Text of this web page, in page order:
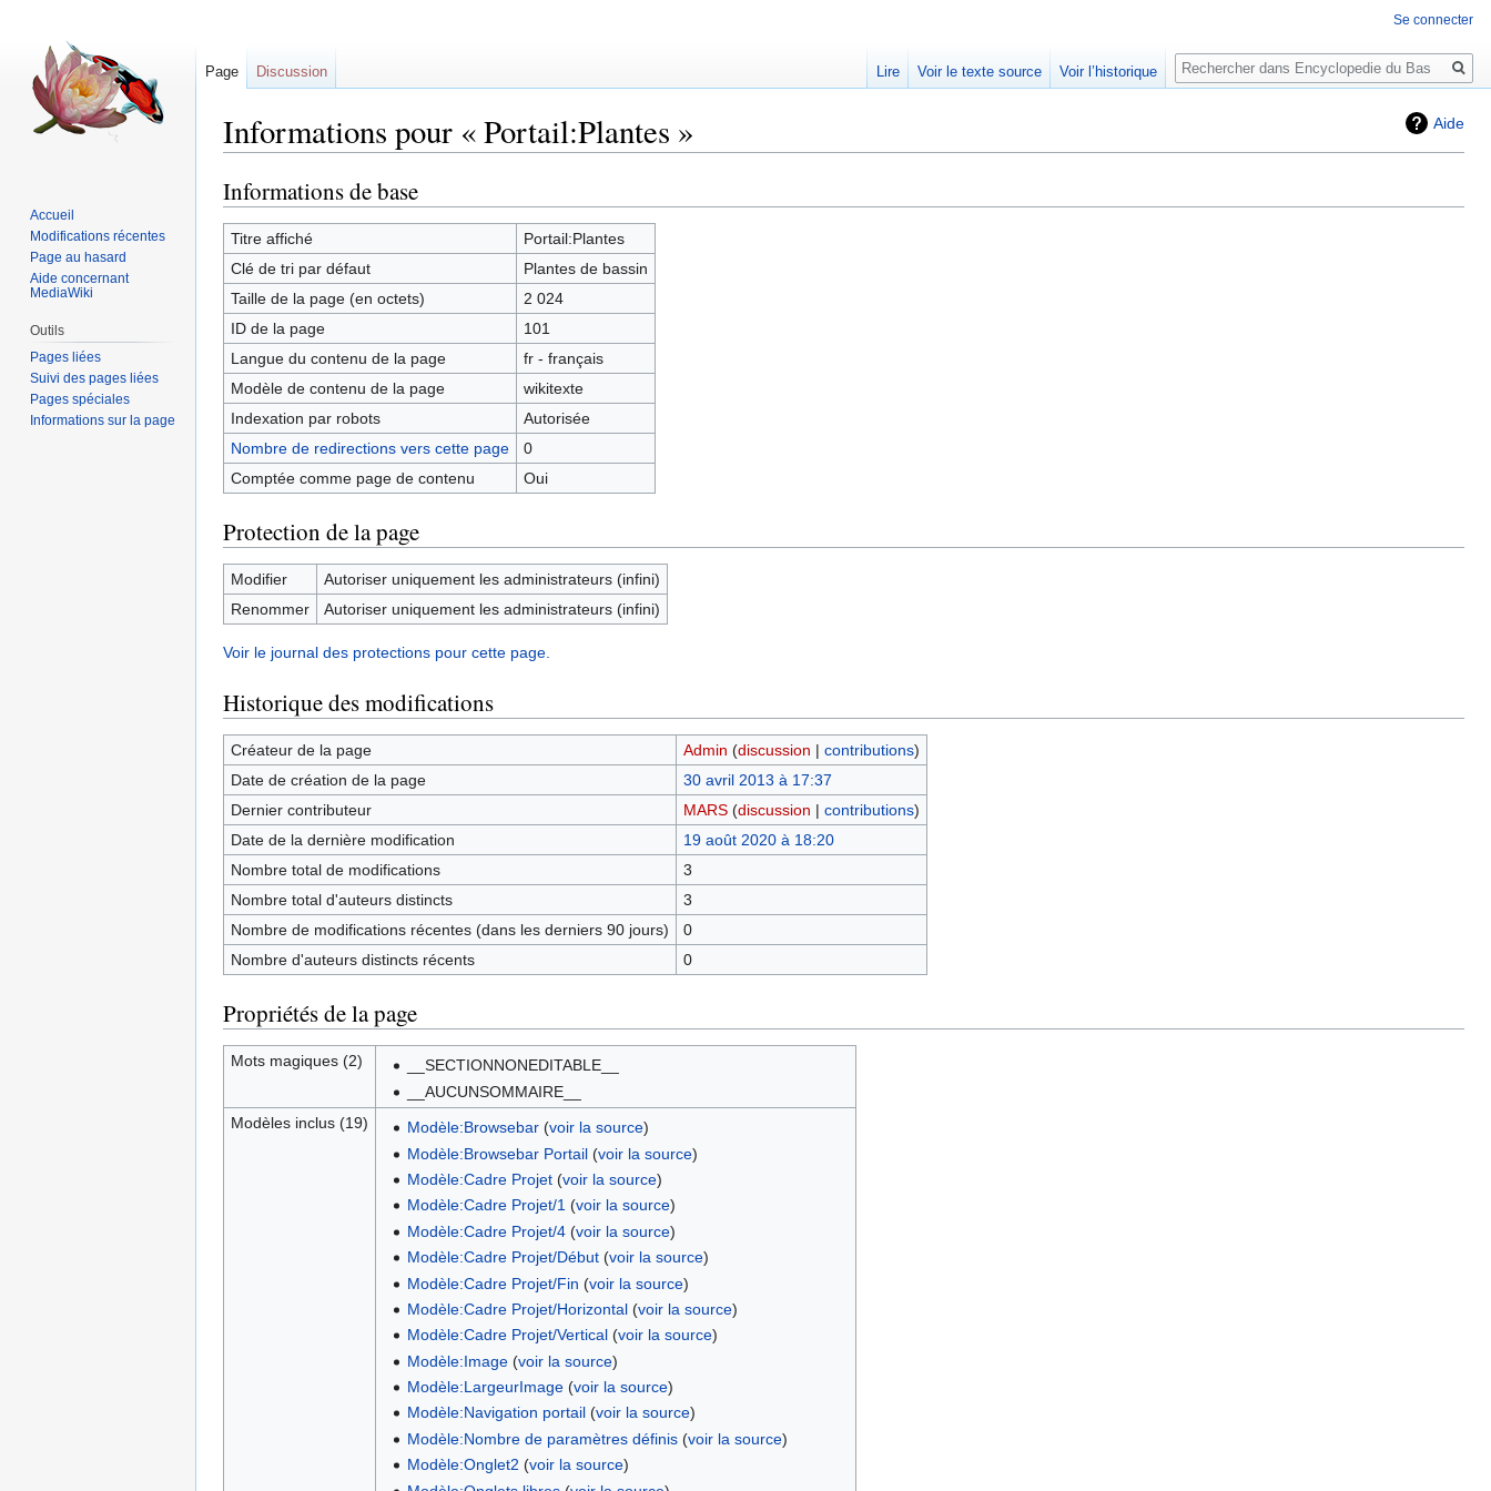
Aide
Informations pour « Portail:Plantes »
Sauter
à
la
navigation
Sauter
à
la
recherche
Informations de base
Titre affiché
Portail:Plantes
Clé de tri par défaut
Plantes de bassin
Taille de la page (en octets)
2 024
ID de la page
101
Langue du contenu de la page
fr - français
Modèle de contenu de la page
wikitexte
Indexation par robots
Autorisée
Nombre de redirections vers cette page
0
Comptée comme page de contenu
Oui
Protection de la page
Modifier
Autoriser uniquement les administrateurs (infini)
Renommer
Autoriser uniquement les administrateurs (infini)
Voir le journal des protections pour cette page.
Historique des modifications
Créateur de la page Admin (discussion | contributions)
Date de création de la page
30 avril 2013 à 17:37
Dernier contributeur
MARS (discussion | contributions)
Date de la dernière modification
19 août 2020 à 18:20
Nombre total de modifications
3
Nombre total d'auteurs distincts
3
Nombre de modifications récentes (dans les derniers 90 jours)
0
Nombre d'auteurs distincts récents
0
Propriétés de la page
Mots magiques (2)
__SECTIONNONEDITABLE__
__AUCUNSOMMAIRE__
Modèles inclus (19)
Modèle:Browsebar(voir la source)
Modèle:Browsebar Portail(voir la source)
Modèle:Cadre Projet(voir la source)
Modèle:Cadre Projet/1(voir la source)
Modèle:Cadre Projet/4(voir la source)
Modèle:Cadre Projet/Début(voir la source)
Modèle:Cadre Projet/Fin (voir la source)
Modèle:Cadre Projet/Horizontal(voir la source)
Modèle:Cadre Projet/Vertical(voir la source)
Modèle:Image(voir la source)
Modèle:LargeurImage(voir la source)
Modèle:Navigation portail(voir la source)
Modèle:Nombre de paramètres définis(voir la source)
Modèle:Onglet2 (voir la source)
Se connecter
Page Discussion Lire Voir le texte source Voir l’historique
Rechercher
Accueil
Modifications récentes
Page au hasard
Aide concernant
MediaWiki
Outils
Pages liées
Suivi des pages liées
Pages spéciales
Informations sur la page